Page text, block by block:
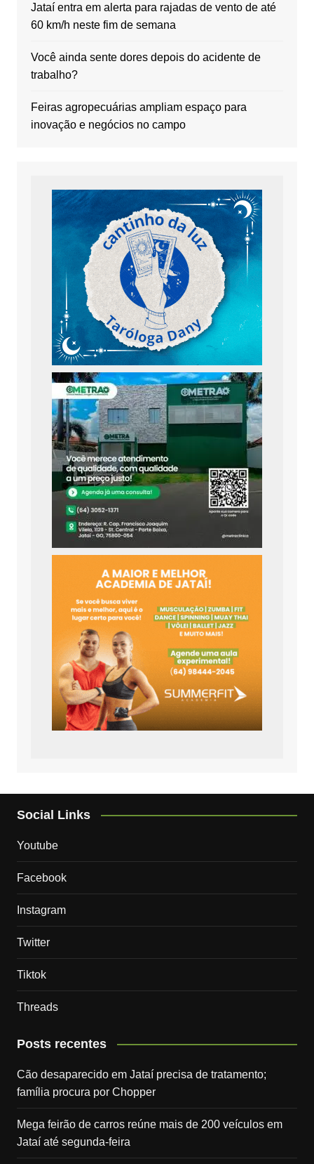
Jataí entra em alerta para rajadas de vento de até
60 km/h neste fim de semana
Você ainda sente dores depois do acidente de
trabalho?
Feiras agropecuárias ampliam espaço para
inovação e negócios no campo
Social Links
Youtube
Facebook
Instagram
Twitter
Tiktok
Threads
Posts recentes
Cão desaparecido em Jataí precisa de tratamento;
família procura por Chopper
Mega feirão de carros reúne mais de 200 veículos em
Jataí até segunda-feira